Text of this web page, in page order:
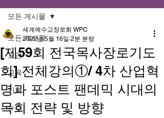
모든 게시물
교단
교육
기획
뉴스
모든 게시물
[제59회 전국목사장로기도
회] 전체강의①/ 4차 산업혁
명과 포스트 팬데믹 시대의
목회 전략 및 방향
세계예수교장로회 WPC
2022년 5월 16일 2분 분량